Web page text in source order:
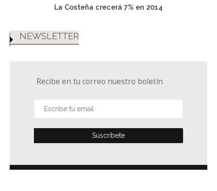
La Costeña crecerá 7% en 2014
NEWSLETTER
Recibe en tu correo nuestro boletín